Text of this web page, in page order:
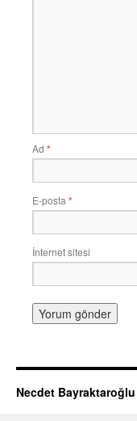
Ad *
E-posta *
İnternet sitesi
Necdet Bayraktaroğlu